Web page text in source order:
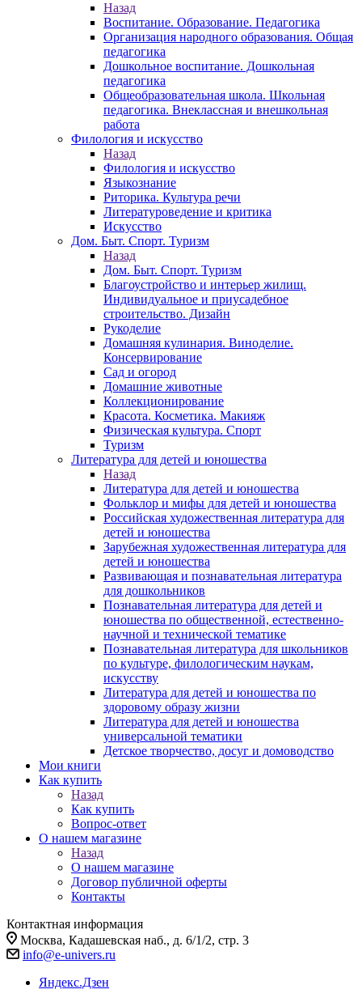
Назад
Воспитание. Образование. Педагогика
Организация народного образования. Общая
педагогика
Дошкольное воспитание. Дошкольная
педагогика
Общеобразовательная школа. Школьная
педагогика. Внеклассная и внешкольная
работа
Филология и искусство
Назад
Филология и искусство
Языкознание
Риторика. Культура речи
Литературоведение и критика
Искусство
Дом. Быт. Спорт. Туризм
Назад
Дом. Быт. Спорт. Туризм
Благоустройство и интерьер жилищ.
Индивидуальное и приусадебное
строительство. Дизайн
Рукоделие
Домашняя кулинария. Виноделие.
Консервирование
Сад и огород
Домашние животные
Коллекционирование
Красота. Косметика. Макияж
Физическая культура. Спорт
Туризм
Литература для детей и юношества
Назад
Литература для детей и юношества
Фольклор и мифы для детей и юношества
Российская художественная литература для
детей и юношества
Зарубежная художественная литература для
детей и юношества
Развивающая и познавательная литература
для дошкольников
Познавательная литература для детей и
юношества по общественной, естественно-
научной и технической тематике
Познавательная литература для школьников
по культуре, филологическим наукам,
искусству
Литература для детей и юношества по
здоровому образу жизни
Литература для детей и юношества
универсальной тематики
Детское творчество, досуг и домоводство
Мои книги
Как купить
Назад
Как купить
Вопрос-ответ
О нашем магазине
Назад
О нашем магазине
Договор публичной оферты
Контакты
Контактная информация
Москва, Кадашевская наб., д. 6/1/2, стр. 3
info@e-univers.ru
Яндекс.Дзен